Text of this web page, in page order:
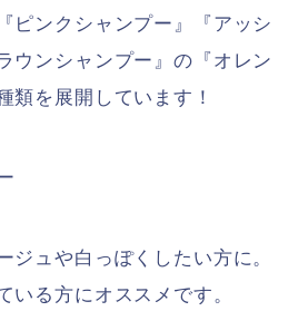
ピンクシャンプー』『アッシ
ウンシャンプー』の『オレン
類を展開しています！
ジュや白っぽくしたい方に。
いる方にオススメです。